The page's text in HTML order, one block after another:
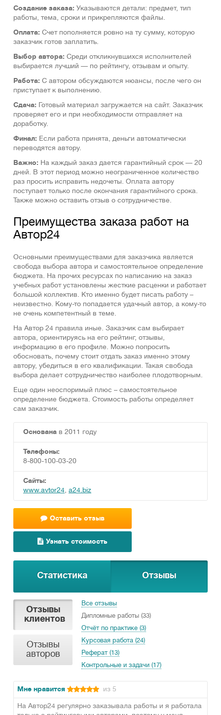
Создание заказа: Указываются детали: предмет, тип
работы, тема, сроки и прикрепляются файлы.
Оплата: Счет пополняется ровно на ту сумму, которую
заказчик готов заплатить.
Выбор автора: Среди откликнувшихся исполнителей
выбирается лучший — по рейтингу, отзывам и опыту.
Работа: С автором обсуждаются нюансы, после чего он
приступает к выполнению.
Сдача: Готовый материал загружается на сайт. Заказчик
проверяет его и при необходимости отправляет на
доработку.
Финал: Если работа принята, деньги автоматически
переводятся автору.
Важно: На каждый заказ дается гарантийный срок — 20
дней. В этот период можно неограниченное количество
раз просить исправить недочеты. Оплата автору
поступает только после окончания гарантийного срока.
Также можно оставить отзыв о сотрудничестве.
Преимущества заказа работ на
Автор24
Основными преимуществами для заказчика является
свобода выбора автора и самостоятельное определение
бюджета. На прочих ресурсах по написанию на заказ
учебных работ установлены жесткие расценки и работает
большой коллектив. Кто именно будет писать работу –
неизвестно. Кому-то попадается удачный автор, а кому-то
не очень компетентный в теме.
На Автор 24 правила иные. Заказчик сам выбирает
автора, ориентируясь на его рейтинг, отзывы,
информацию в его профиле. Можно попросить
обосновать, почему стоит отдать заказ именно этому
автору, убедиться в его квалификации. Такая свобода
выбора делает сотрудничество наиболее плодотворным.
Еще один неоспоримый плюс – самостоятельное
определение бюджета. Стоимость работы определяет
сам заказчик.
Основана в 2011 году
Телефоны:
8-800-100-03-20
Сайты:
www.avtor24, a24.biz
Оставить отзыв
Узнать стоимость
Статистика Отзывы
Отзывы
клиентов
Отзывы
авторов
Все отзывы
Дипломные работы (33)
Отчёт по практике (3)
Курсовая работа (24)
Реферат (13)
Контрольные и задачи (17)
Мне нравится из 5
На Автор24 регулярно заказывала работы и я работала